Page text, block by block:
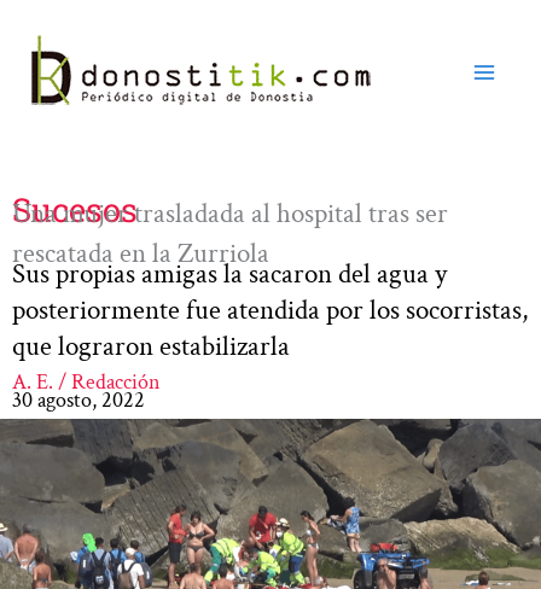
contenido
Sucesos
Una mujer trasladada al hospital tras ser
rescatada en la Zurriola
Sus propias amigas la sacaron del agua y
posteriormente fue atendida por los socorristas,
que lograron estabilizarla
A. E. / Redacción
30 agosto, 2022